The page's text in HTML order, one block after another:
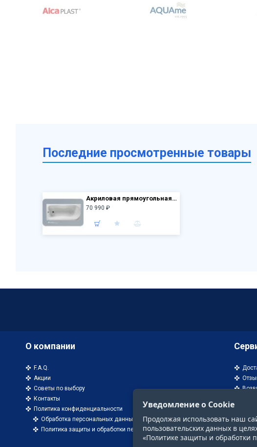
Последние просмотренные товары
Акриловая прямоугольная ванна VagnerPlast Penelope 170×70 VPBA177PEN2E-04 с каркасом VPK17070 и фронтальным экраном VPPA17002FP2-04
70 990 ₽
О компании
F.A.Q.
Акции
Советы по выбору
Контакты
Политика конфиденциальности
Обработка персональных данных
Политика защиты и обработки персональных данных
Уведомление о Cookie
Продолжая использовать наш
пользовательских данных в
«Политике защиты и обработки